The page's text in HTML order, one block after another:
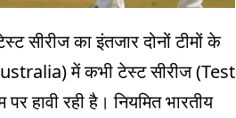
सीरीज का इंतजार दोनों टीमों के
में कभी टेस्ट सीरीज (Test
हावी रही है। नियमित भारतीय